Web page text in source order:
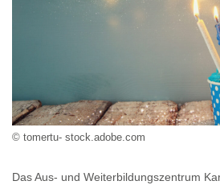
© tomertu- stock.adobe.com
Das Aus- und Weiterbildungszentrum